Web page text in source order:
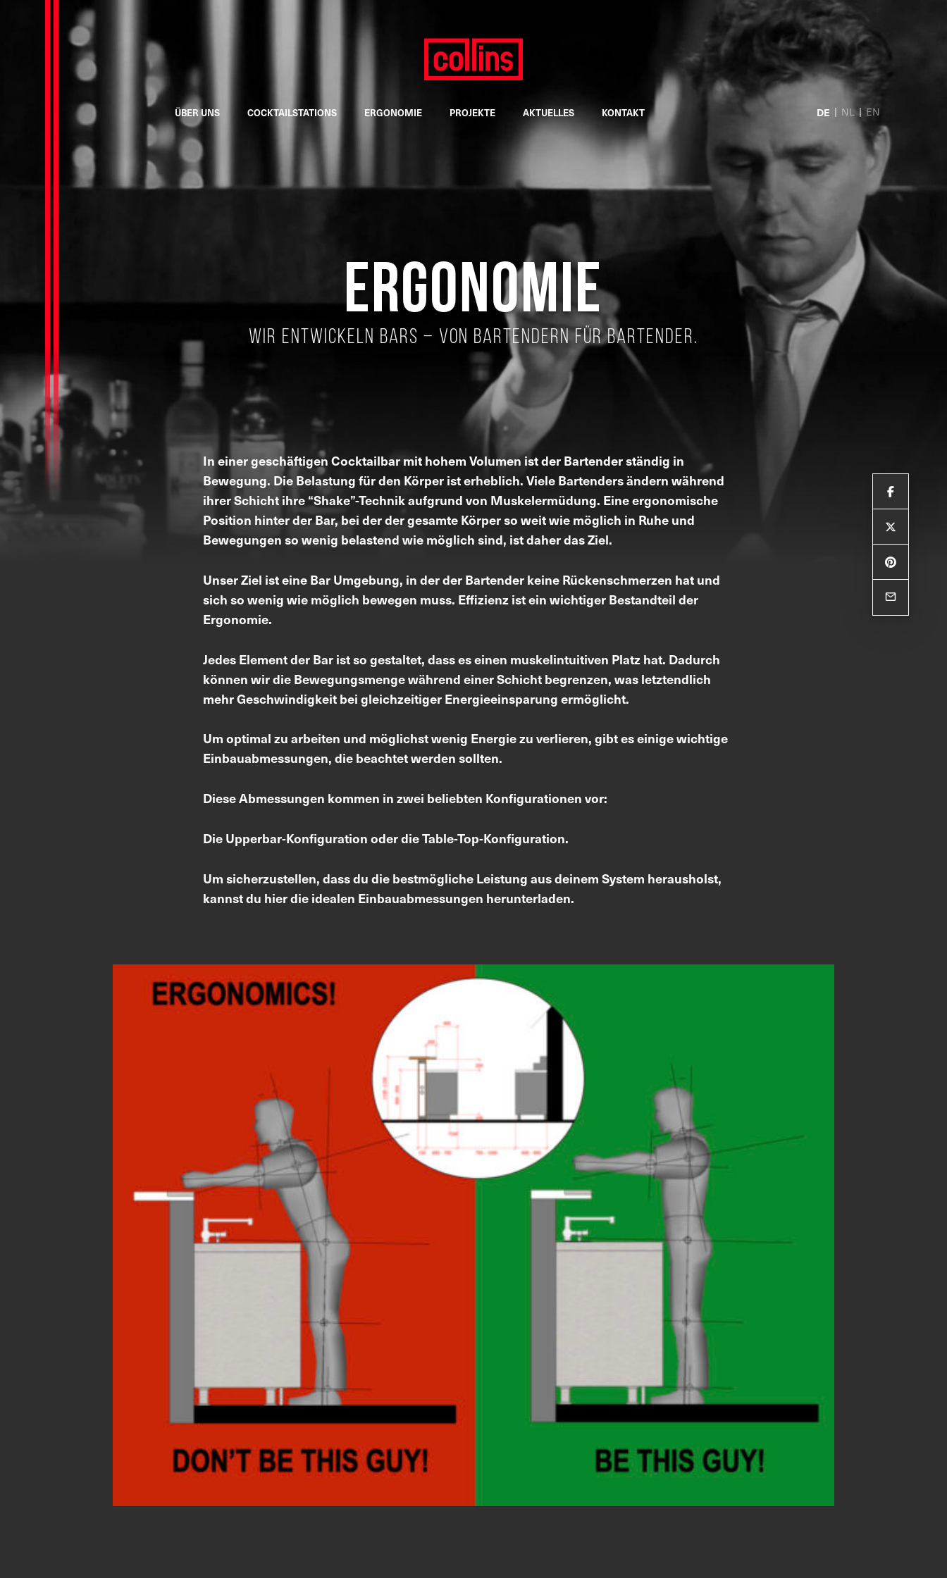
ÜBER UNS COCKTAILSTATIONS ERGONOMIE PROJEKTE AKTUELLES KONTAKT DE NL EN
Ergonomie
Wir entwickeln Bars – von Bartendern für Bartender.
In einer geschäftigen Cocktailbar mit hohem Volumen ist der Bartender ständig in
Bewegung. Die Belastung für den Körper ist erheblich. Viele Bartenders ändern während
ihrer Schicht ihre “Shake”-Technik aufgrund von Muskelermüdung. Eine ergonomische
Position hinter der Bar, bei der der gesamte Körper so weit wie möglich in Ruhe und
Bewegungen so wenig belastend wie möglich sind, ist daher das Ziel.
Unser Ziel ist eine Bar Umgebung, in der der Bartender keine Rückenschmerzen hat und
sich so wenig wie möglich bewegen muss. Effizienz ist ein wichtiger Bestandteil der
Ergonomie.
Jedes Element der Bar ist so gestaltet, dass es einen muskelintuitiven Platz hat. Dadurch
können wir die Bewegungsmenge während einer Schicht begrenzen, was letztendlich
mehr Geschwindigkeit bei gleichzeitiger Energieeinsparung ermöglicht.
Um optimal zu arbeiten und möglichst wenig Energie zu verlieren, gibt es einige wichtige
Einbauabmessungen, die beachtet werden sollten.
Diese Abmessungen kommen in zwei beliebten Konfigurationen vor:
Die Upperbar-Konfiguration oder die Table-Top-Konfiguration.
Um sicherzustellen, dass du die bestmögliche Leistung aus deinem System herausholst,
kannst du hier die idealen Einbauabmessungen herunterladen.